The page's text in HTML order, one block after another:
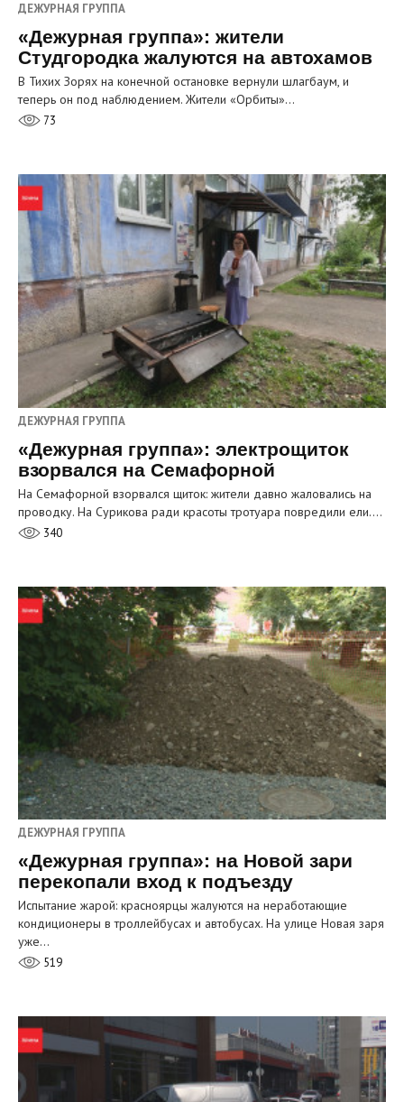
ДЕЖУРНАЯ ГРУППА
«Дежурная группа»: жители
Студгородка жалуются на автохамов
В Тихих Зорях на конечной остановке вернули шлагбаум, и
теперь он под наблюдением. Жители «Орбиты»…
73
ДЕЖУРНАЯ ГРУППА
«Дежурная группа»: электрощиток
взорвался на Семафорной
На Семафорной взорвался щиток: жители давно жаловались на
проводку. На Сурикова ради красоты тротуара повредили ели.…
340
ДЕЖУРНАЯ ГРУППА
«Дежурная группа»: на Новой зари
перекопали вход к подъезду
Испытание жарой: красноярцы жалуются на неработающие
кондиционеры в троллейбусах и автобусах. На улице Новая заря
уже…
519